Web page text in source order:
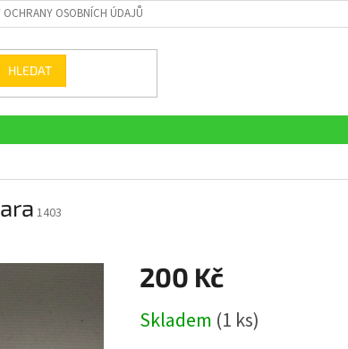
OSOBNÍCH ÚDAJŮ
HLEDAT
1403
200 Kč
cena:
Skladem (1 ks)